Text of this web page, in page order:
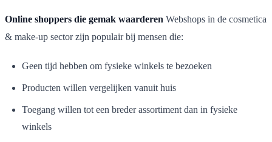
Online shoppers die gemak waarderen Webshops in de cosmetica
& make-up sector zijn populair bij mensen die:
Geen tijd hebben om fysieke winkels te bezoeken
Producten willen vergelijken vanuit huis
Toegang willen tot een breder assortiment dan in fysieke
winkels